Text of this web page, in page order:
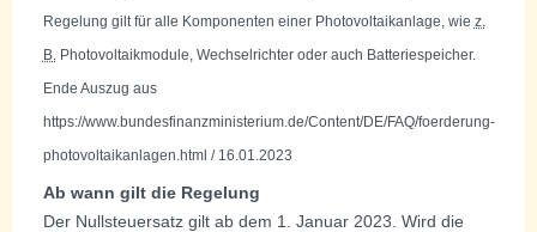
Regelung gilt für alle Komponenten einer Photovoltaikanlage, wie z.
B.Photovoltaikmodule, Wechselrichter oder auch Batteriespeicher.
Ende Auszug aus
https://www.bundesfinanzministerium.de/Content/DE/FAQ/foerderung-
photovoltaikanlagen.html / 16.01.2023
Ab wann gilt die Regelung
Der Nullsteuersatz gilt ab dem 1. Januar 2023. Wird die